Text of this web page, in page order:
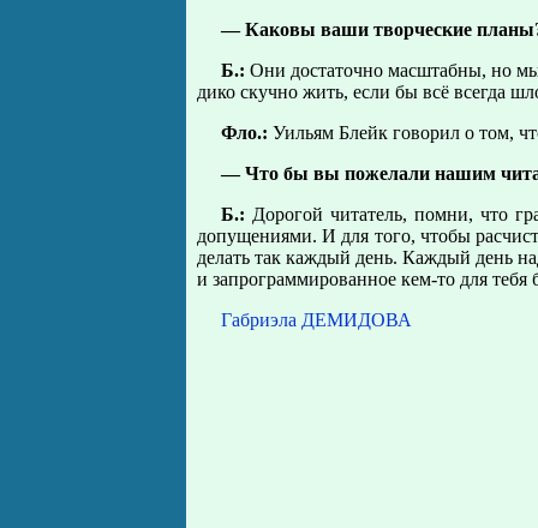
— Каковы ваши творческие
Б.: Они достаточно масштабны, но
дико скучно жить, если бы всё всегда
Фло.: Уильям Блейк говорил о том,
— Что бы вы пожелали нашим
Б.: Дорогой читатель, помни, что
допущениями. И для того, чтобы
делать так каждый день. Каждый день
и запрограммированное кем-то для
Габриэла ДЕМИДОВА